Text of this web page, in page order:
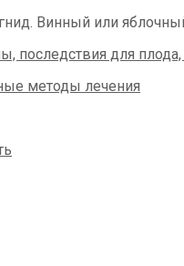
Винный или